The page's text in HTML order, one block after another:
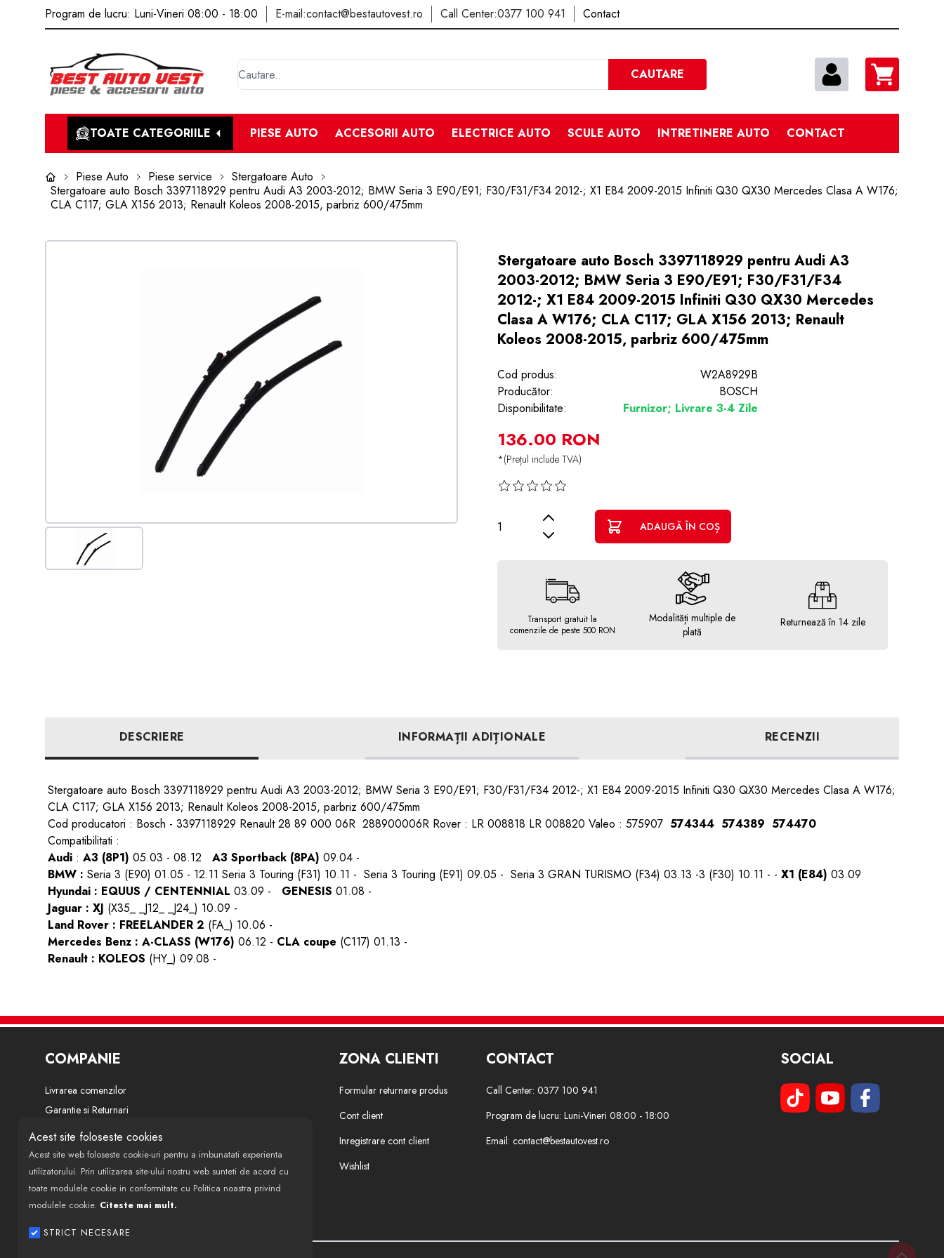
Acest site foloseste cookies
Acest site web foloseste cookie-uri pentru a imbunatati experienta
utilizatorului. Prin utilizarea site-ului nostru web sunteti de acord cu
toate modulele cookie in conformitate cu Politica noastra privind
modulele cookie. Citeste mai mult.
STRICT NECESARE
Program de lucru: Luni-Vineri 08:00 - 18:00 E-mail:contact@bestautovest.ro Call Center:0377 100 941 Contact
Cautare
CAUTARE
TOATE CATEGORIILE PIESE AUTO ACCESORII AUTO ELECTRICE AUTO SCULE AUTO INTRETINERE AUTO CONTACT
Piese Auto Piese service
Stergatoare Auto
Stergatoare auto Bosch 3397118929 pentru Audi A3 2003-2012; BMW Seria 3 E90/E91; F30/F31/F34 2012-; X1 E84 2009-2015 Infiniti Q30 QX30 Mercedes Clasa A W176;
CLA C117; GLA X156 2013; Renault Koleos 2008-2015, parbriz 600/475mm
Stergatoare auto Bosch 3397118929 pentru Audi A3
2003-2012; BMW Seria 3 E90/E91; F30/F31/F34
2012-; X1 E84 2009-2015 Infiniti Q30 QX30 Mercedes
Clasa A W176; CLA C117; GLA X156 2013; Renault
Koleos 2008-2015, parbriz 600/475mm
Cod produs:
W2A8929B
Producător:
BOSCH
Disponibilitate:
Furnizor; Livrare 3-4 Zile
136.00 RON
*(Prețul include TVA)
ADAUGĂ ÎN COȘ
Transport gratuit la
comenzile de peste 500 RON
Modalități multiple de
plată
Returnează în 14 zile
DESCRIERE INFORMAȚII ADIȚIONALE RECENZII
Stergatoare auto Bosch 3397118929 pentru Audi A3 2003-2012; BMW Seria 3 E90/E91; F30/F31/F34 2012-; X1 E84 2009-2015 Infiniti Q30 QX30 Mercedes Clasa A W176;
CLA C117; GLA X156 2013; Renault Koleos 2008-2015, parbriz 600/475mm
Cod producatori : Bosch - 3397118929 Renault 28 89 000 06R 288900006R Rover : LR 008818 LR 008820 Valeo : 575907 574344 574389 574470
Compatibilitati :
Audi : A3 (8P1) 05.03 - 08.12 A3 Sportback (8PA) 09.04 -
BMW : Seria 3 (E90) 01.05 - 12.11 Seria 3 Touring (F31) 10.11 - Seria 3 Touring (E91) 09.05 - Seria 3 GRAN TURISMO (F34) 03.13 -3 (F30) 10.11 - - X1 (E84) 03.09
Hyundai : EQUUS / CENTENNIAL 03.09 - GENESIS 01.08 -
Jaguar : XJ (X35_ _J12_ _J24_) 10.09 -
Land Rover : FREELANDER 2 (FA_) 10.06 -
Mercedes Benz : A-CLASS (W176) 06.12 - CLA coupe (C117) 01.13 -
Renault : KOLEOS (HY_) 09.08 -
COMPANIE
Livrarea comenzilor
Garantie si Returnari
Termeni si conditii
Politica de confidentialitate
Despre noi
Modalitati de finantare si plata
Politica de utilizare cookie-uri
ANPC
ZONA CLIENTI
Formular returnare produs
Cont client
Inregistrare cont client
Wishlist
CONTACT
Call Center: 0377 100 941
Program de lucru: Luni-Vineri 08:00 - 18:00
Email: contact@bestautovest.ro
SOCIAL